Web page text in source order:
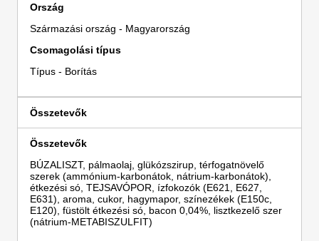
Ország
Származási ország - Magyarország
Csomagolási típus
Típus - Borítás
Összetevők
Összetevők
BÚZALISZT, pálmaolaj, glükózszirup, térfogatnövelő
szerek (ammónium-karbonátok, nátrium-karbonátok),
étkezési só, TEJSAVÓPOR, ízfokozók (E621, E627,
E631), aroma, cukor, hagymapor, színezékek (E150c,
E120), füstölt étkezési só, bacon 0,04%, lisztkezelő szer
(nátrium-METABISZULFIT)